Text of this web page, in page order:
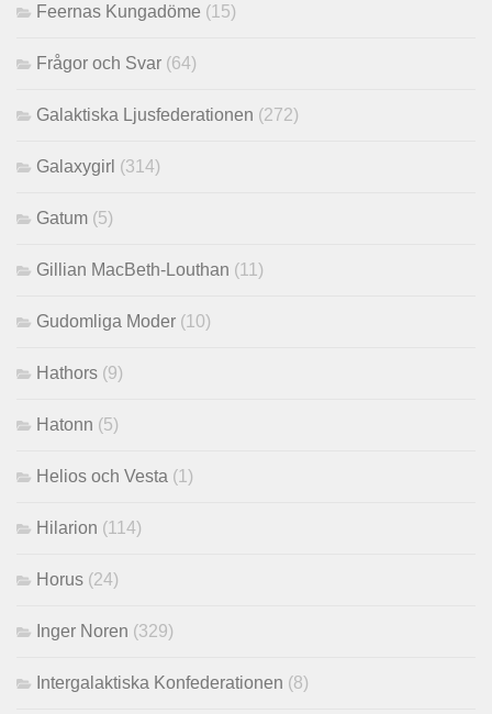
Feernas Kungadöme (15)
Frågor och Svar (64)
Galaktiska Ljusfederationen (272)
Galaxygirl (314)
Gatum (5)
Gillian MacBeth-Louthan (11)
Gudomliga Moder (10)
Hathors (9)
Hatonn (5)
Helios och Vesta (1)
Hilarion (114)
Horus (24)
Inger Noren (329)
Intergalaktiska Konfederationen (8)